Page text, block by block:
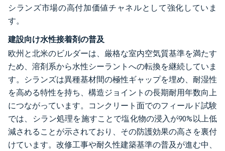
シランズ市場の高付加価値チャネルとして強化していま
す。
建設向け水性接着剤の普及
欧州と北米のビルダーは、厳格な室内空気質基準を満たす
ため、溶剤系から水性シーラントへの転換を継続していま
す。シランズは異種基材間の極性ギャップを埋め、耐湿性
を高める特性を持ち、構造ジョイントの長期耐用年数向上
につながっています。コンクリート面でのフィールド試験
では、シラン処理を施すことで塩化物の浸入が90%以上低
減されることが示されており、その防護効果の高さを裏付
けています。改修工事や耐久性建築基準の普及が進む中、